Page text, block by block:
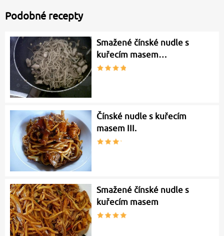
Podobné recepty
Smažené čínské nudle s
kuřecím masem…
Čínské nudle s kuřecím
masem III.
Smažené čínské nudle s
kuřecím masem